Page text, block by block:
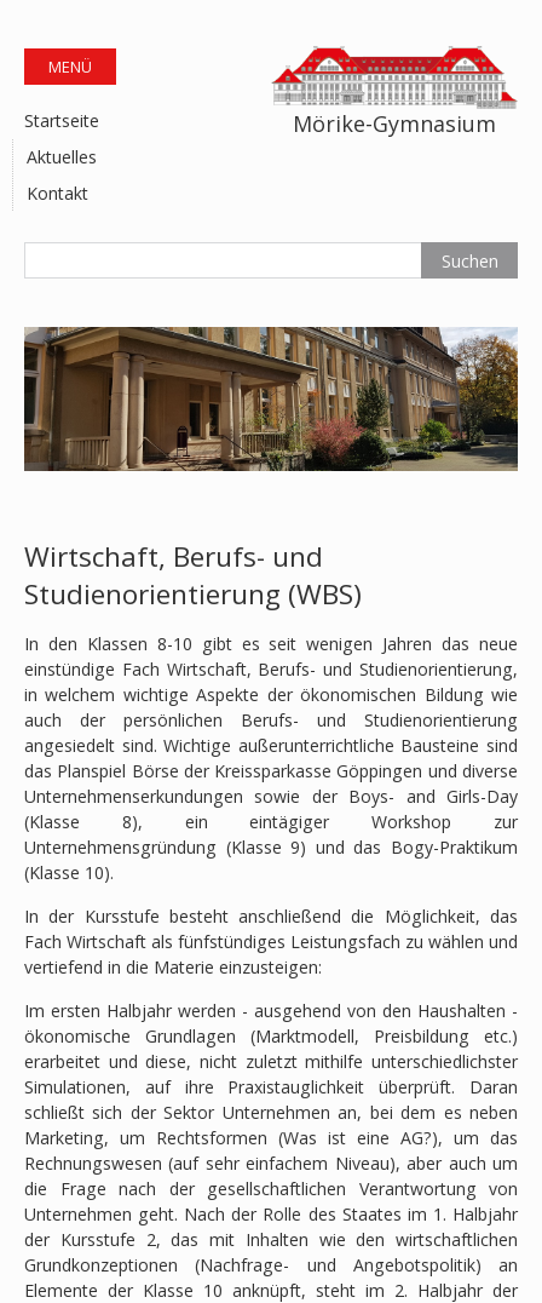
MENÜ
Mörike-Gymnasium
Startseite
Aktuelles
Kontakt
Wirtschaft, Berufs- und
Studienorientierung (WBS)
In den Klassen 8-10 gibt es seit wenigen Jahren das neue
einstündige Fach Wirtschaft, Berufs- und Studienorientierung,
in welchem wichtige Aspekte der ökonomischen Bildung wie
auch der persönlichen Berufs- und Studienorientierung
angesiedelt sind. Wichtige außerunterrichtliche Bausteine sind
das Planspiel Börse der Kreissparkasse Göppingen und diverse
Unternehmenserkundungen sowie der Boys- and Girls-Day
(Klasse 8), ein eintägiger Workshop zur
Unternehmensgründung (Klasse 9) und das Bogy-Praktikum
(Klasse 10).
In der Kursstufe besteht anschließend die Möglichkeit, das
Fach Wirtschaft als fünfstündiges Leistungsfach zu wählen und
vertiefend in die Materie einzusteigen:
Im ersten Halbjahr werden - ausgehend von den Haushalten -
ökonomische Grundlagen (Marktmodell, Preisbildung etc.)
erarbeitet und diese, nicht zuletzt mithilfe unterschiedlichster
Simulationen, auf ihre Praxistauglichkeit überprüft. Daran
schließt sich der Sektor Unternehmen an, bei dem es neben
Marketing, um Rechtsformen (Was ist eine AG?), um das
Rechnungswesen (auf sehr einfachem Niveau), aber auch um
die Frage nach der gesellschaftlichen Verantwortung von
Unternehmen geht. Nach der Rolle des Staates im 1. Halbjahr
der Kursstufe 2, das mit Inhalten wie den wirtschaftlichen
Grundkonzeptionen (Nachfrage- und Angebotspolitik) an
Elemente der Klasse 10 anknüpft, steht im 2. Halbjahr der